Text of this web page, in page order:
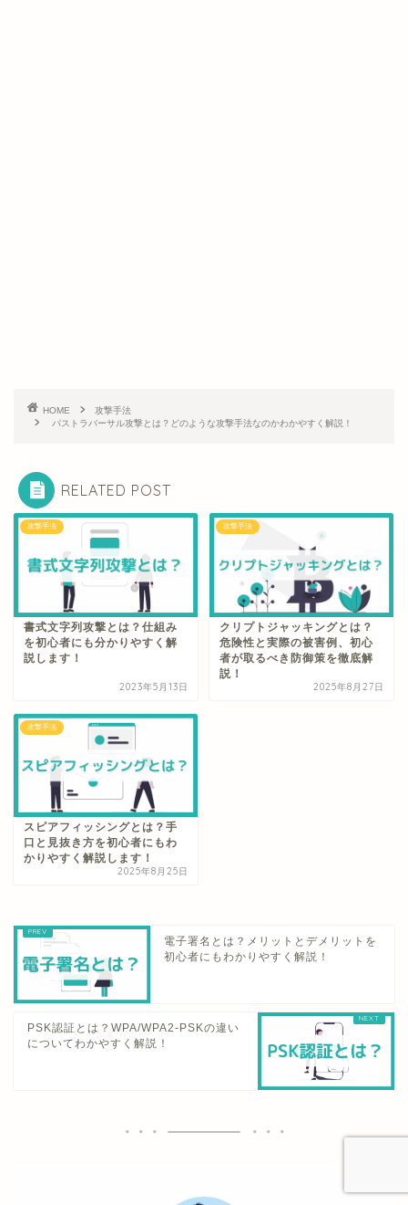
HOME
攻撃手法
パストラバーサル攻撃とは？どのような攻撃手法なのかわかやすく解説！
RELATED POST
攻撃手法
書式文字列攻撃とは？仕組み
を初心者にも分かりやすく解
説します！
2023年5月13日
攻撃手法
クリプトジャッキングとは？
危険性と実際の被害例、初心
者が取るべき防御策を徹底解
説！
2025年8月27日
攻撃手法
スピアフィッシングとは？手
口と見抜き方を初心者にもわ
かりやすく解説します！
2025年8月25日
電子署名とは？メリットとデメリットを
初心者にもわかりやすく解説！
PSK認証とは？WPA/WPA2-PSKの違い
についてわかやすく解説！